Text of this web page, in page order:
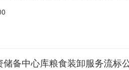
新版地*竞价交易平台组织交易。会员
备中心库粮食装卸服务流标